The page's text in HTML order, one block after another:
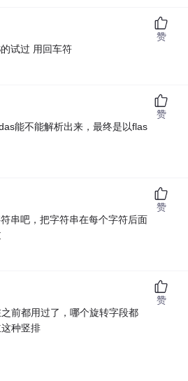
试过 用回车符
赞
能不能解析出来，最终是以flas
赞
串吧，把字符串在每个字符后面
赞
前都用过了，哪个旋转字段都
种竖排
赞